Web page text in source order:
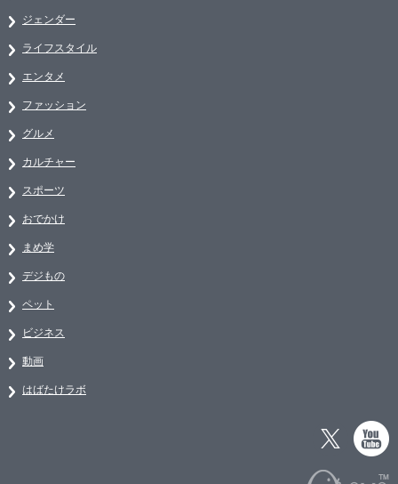
ジェンダー
ライフスタイル
エンタメ
ファッション
グルメ
カルチャー
スポーツ
おでかけ
まめ学
デジもの
ペット
ビジネス
動画
はばたけラボ